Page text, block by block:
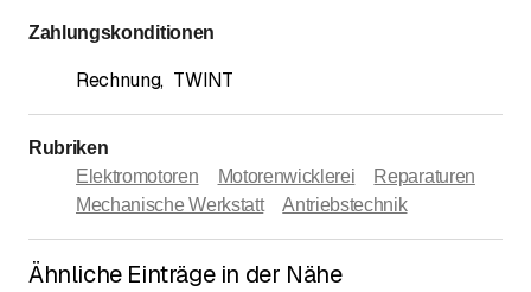
Zahlungskonditionen
Rechnung, TWINT
Rubriken
Elektromotoren
Motorenwicklerei
Reparaturen
Mechanische Werkstatt
Antriebstechnik
Ähnliche Einträge in der Nähe